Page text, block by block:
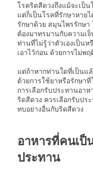
โรคริดสีดวงถึงแม้จะเป็
แต่ก็เป็นโรคที่รักษาหาย
รักษาด้วย สมุนไพรรักษา
ต้องมาทรมานกับความเ
ท่านที่ไม่รู้ว่าตัวเองเป็น
เอาไว้ก่อน ด้วยการไม่พ
แต่ถ้าหากท่านใดที่เป็นแ
ด้วยการใช้ยาหรือรักษา
การเลือกรับประทานอา
ริดสีดวง ควรเลือกรับปร
ทบอย่างอื่นกับริดสีดวง
อาหารที่คนเป็
ประทาน